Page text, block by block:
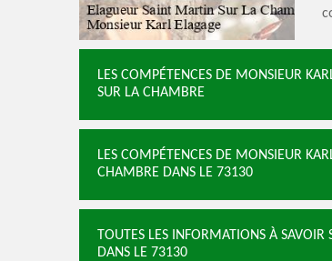
LES COMPÉTENCES DE MONSIEUR
SUR LA CHAMBRE
LES COMPÉTENCES DE MONSIEUR
CHAMBRE DANS LE 73130
TOUTES LES INFORMATIONS À
DANS LE 73130